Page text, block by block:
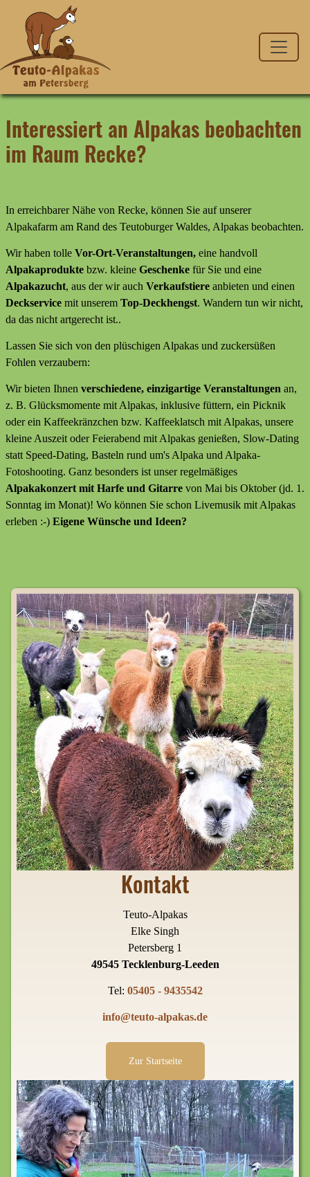
Interessiert an Alpakas beobachten
im Raum Recke?
In erreichbarer Nähe von Recke, können Sie auf unserer
Alpakafarm am Rand des Teutoburger Waldes, Alpakas beobachten.
Wir haben tolle Vor-Ort-Veranstaltungen, eine handvoll
Alpakaprodukte bzw. kleine Geschenke für Sie und eine
Alpakazucht, aus der wir auch Verkaufstiere anbieten und einen
Deckservice mit unserem Top-Deckhengst. Wandern tun wir nicht,
da das nicht artgerecht ist..
Lassen Sie sich von den plüschigen Alpakas und zuckersüßen
Fohlen verzaubern:
Wir bieten Ihnen verschiedene, einzigartige Veranstaltungen an,
z. B. Glücksmomente mit Alpakas, inklusive füttern, ein Picknik
oder ein Kaffeekränzchen bzw. Kaffeeklatsch mit Alpakas, unsere
kleine Auszeit oder Feierabend mit Alpakas genießen, Slow-Dating
statt Speed-Dating, Basteln rund um's Alpaka und Alpaka-
Fotoshooting. Ganz besonders ist unser regelmäßiges
Alpakakonzert mit Harfe und Gitarre von Mai bis Oktober (jd. 1.
Sonntag im Monat)! Wo können Sie schon Livemusik mit Alpakas
erleben :-) Eigene Wünsche und Ideen?
Kontakt
Teuto-Alpakas
Elke Singh
Petersberg 1
49545 Tecklenburg-Leeden
Tel: 05405 - 9435542
info@teuto-alpakas.de
Zur Startseite